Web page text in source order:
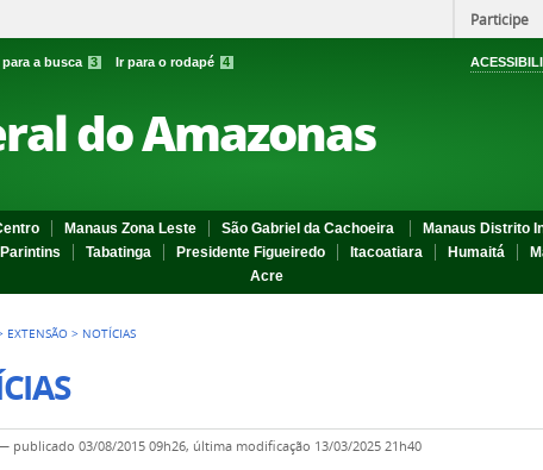
Participe
para a busca 3 Ir para o rodapé 4
do Amazonas
Manaus Zona Leste São Gabriel da Cachoeira
Manaus Distrito
Parintins Tabatinga Presidente Figueiredo Itacoatiara Humaitá
Acre
EXTENSÃO > NOTÍCIAS
publicado 03/08/2015 09h26, última modificação 13/03/2025 21h40